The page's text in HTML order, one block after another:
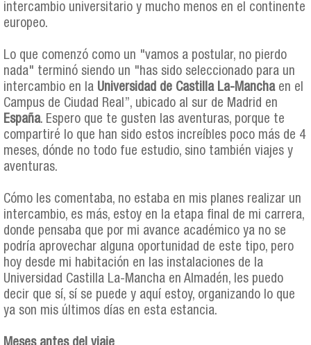
intercambio universitario y mucho menos en el continente
europeo.
Lo que comenzó como un "vamos a postular, no pierdo
nada" terminó siendo un "has sido seleccionado para un
intercambio en la Universidad de Castilla La-Manchaen el
Campus de Ciudad Real”, ubicado al sur de Madrid en
España. Espero que te gusten las aventuras, porque te
compartiré lo que han sido estos increíbles poco más de 4
meses, dónde no todo fue estudio, sino también viajes y
aventuras.
Cómo les comentaba, no estaba en mis planes realizar un
intercambio, es más, estoy en la etapa final de mi carrera,
donde pensaba que por mi avance académico ya no se
podría aprovechar alguna oportunidad de este tipo, pero
hoy desde mi habitación en las instalaciones de la
Universidad Castilla La-Mancha en Almadén, les puedo
decir que sí, sí se puede y aquí estoy, organizando lo que
ya son mis últimos días en esta estancia.